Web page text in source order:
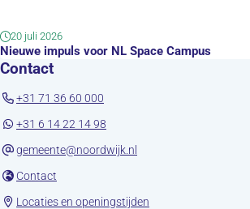
Nieuwe impuls voor NL Space Campus
20 juli 2026
Contact
+31 71 36 60 000
+31 6 14 22 14 98
gemeente@noordwijk.nl
Contact
Locaties en openingstijden